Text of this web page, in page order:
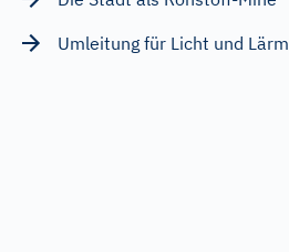
Umleitung für Licht und Lärm